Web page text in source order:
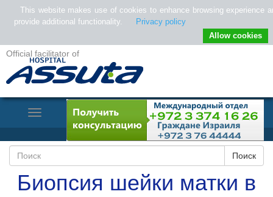
Official facilitator of
Toggle
Navigation
Биопсия шейки матки в
This website makes use of cookies to enhance browsing experience
provide additional functionality.
Privacy policy
Allow cookies